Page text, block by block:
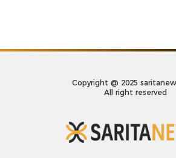
Copyright @ 2025
All right reserved